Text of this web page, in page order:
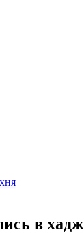
в хадж